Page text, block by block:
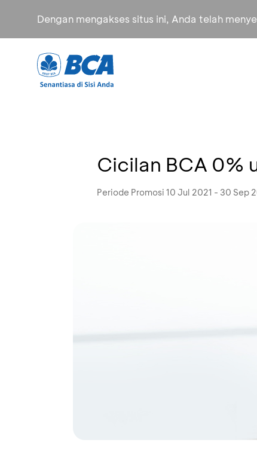
Dengan mengakses situs ini, Anda telah
Cicilan BCA 0%
Periode Promosi 10 Jul 2021 - 30 Sep